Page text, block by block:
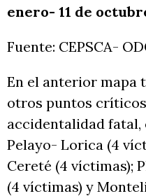
enero- 11 de
Fuente: CEPSCA-
En el anterior mapa
otros puntos
accidentalidad fatal,
Pelayo- Lorica (4
Cereté (4 víctimas);
(4 víctimas) y